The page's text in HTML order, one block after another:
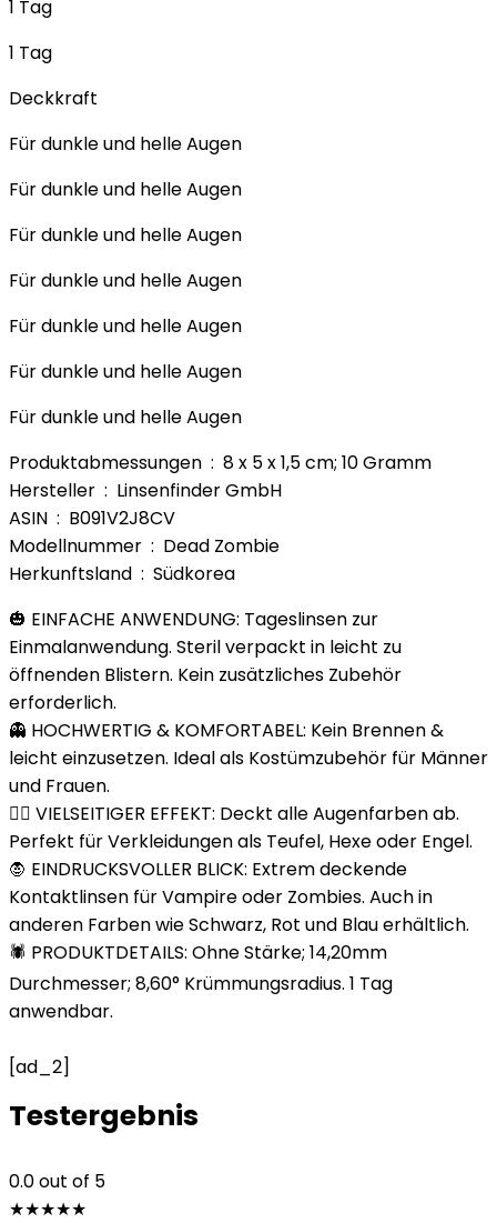
1 Tag
1 Tag
Deckkraft
Für dunkle und helle Augen
Für dunkle und helle Augen
Für dunkle und helle Augen
Für dunkle und helle Augen
Für dunkle und helle Augen
Für dunkle und helle Augen
Für dunkle und helle Augen
Produktabmessungen ‏ : ‎ 8 x 5 x 1,5 cm; 10 Gramm
Hersteller ‏ : ‎ Linsenfinder GmbH
ASIN ‏ : ‎ B091V2J8CV
Modellnummer ‏ : ‎ Dead Zombie
Herkunftsland ‏ : ‎ Südkorea
🎃 EINFACHE ANWENDUNG: Tageslinsen zur
Einmalanwendung. Steril verpackt in leicht zu
öffnenden Blistern. Kein zusätzliches Zubehör
erforderlich.
👻 HOCHWERTIG & KOMFORTABEL: Kein Brennen &
leicht einzusetzen. Ideal als Kostümzubehör für Männer
und Frauen.
🧙‍♀️ VIELSEITIGER EFFEKT: Deckt alle Augenfarben ab.
Perfekt für Verkleidungen als Teufel, Hexe oder Engel.
🧛 EINDRUCKSVOLLER BLICK: Extrem deckende
Kontaktlinsen für Vampire oder Zombies. Auch in
anderen Farben wie Schwarz, Rot und Blau erhältlich.
🕷️ PRODUKTDETAILS: Ohne Stärke; 14,20mm
Durchmesser; 8,60° Krümmungsradius. 1 Tag
anwendbar.
[ad_2]
Testergebnis
0.0out of 5
★★★★★